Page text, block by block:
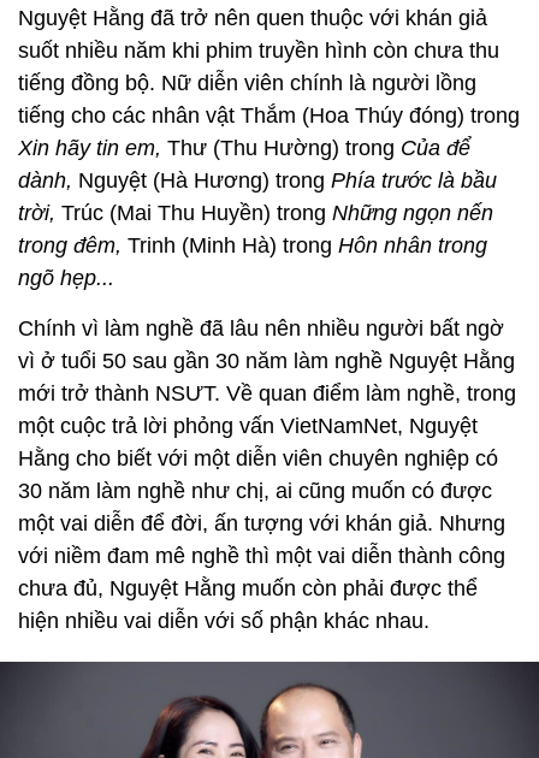
Nguyệt Hằng đã trở nên quen thuộc với khán giả
suốt nhiều năm khi phim truyền hình còn chưa thu
tiếng đồng bộ. Nữ diễn viên chính là người lồng
tiếng cho các nhân vật Thắm (Hoa Thúy đóng) trong
Xin hãy tin em, Thư (Thu Hường) trong Của để
dành, Nguyệt (Hà Hương) trong Phía trước là bầu
trời, Trúc (Mai Thu Huyền) trong Những ngọn nến
trong đêm, Trinh (Minh Hà) trong Hôn nhân trong
ngõ hẹp...
Chính vì làm nghề đã lâu nên nhiều người bất ngờ
vì ở tuổi 50 sau gần 30 năm làm nghề Nguyệt Hằng
mới trở thành NSƯT. Về quan điểm làm nghề, trong
một cuộc trả lời phỏng vấn VietNamNet, Nguyệt
Hằng cho biết với một diễn viên chuyên nghiệp có
30 năm làm nghề như chị, ai cũng muốn có được
một vai diễn để đời, ấn tượng với khán giả. Nhưng
với niềm đam mê nghề thì một vai diễn thành công
chưa đủ, Nguyệt Hằng muốn còn phải được thể
hiện nhiều vai diễn với số phận khác nhau.